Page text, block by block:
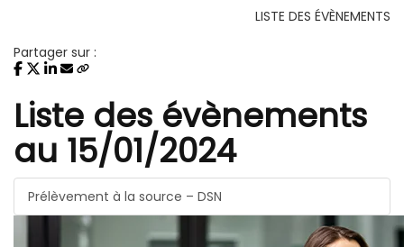
LISTE DES ÉVÈNEMENTS
Partager sur :
Liste des évènements
au 15/01/2024
Prélèvement à la source – DSN